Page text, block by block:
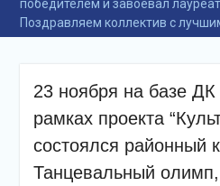
беспроигрышная
лотерея и все
спонсоров в виде
упаковок
подсолнечного
муки.
Дом культуры
приглашает!
победителем и завоевал
Поздравляем коллектив с
23 ноября на базе
рамках проекта
состоялся районный
Танцевальный